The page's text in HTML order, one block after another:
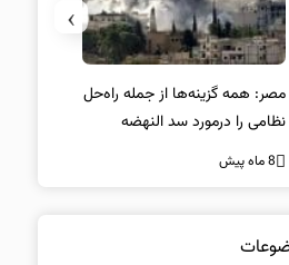
مصر: همه گزینه‌ها از جمله راه‌حل
نظامی را درمورد سد النهضه
بررسی می‌کنیم
8 ماه پیش
›